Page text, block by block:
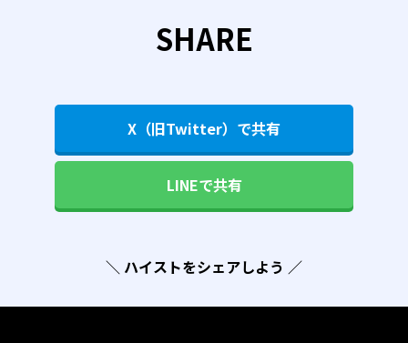
SHARE
X（旧Twitter）で共有
LINEで共有
＼ ハイストをシェアしよう ／